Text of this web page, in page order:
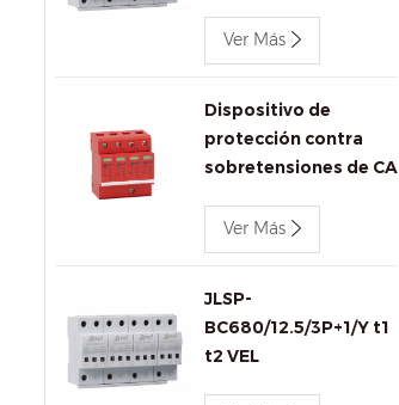
Ver Más
Dispositivo de
protección contra
sobretensiones de CA
SPD JLSP-
GA440/80/4P
Ver Más
JLSP-
BC680/12.5/3P+1/Y t1
t2 VEL